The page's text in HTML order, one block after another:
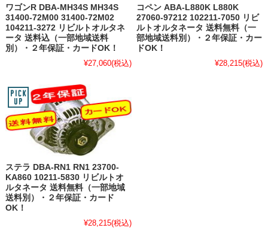
ワゴンR DBA-MH34S MH34S
31400-72M00 31400-72M02
104211-3272 リビルトオルタネ
ータ 送料込（一部地域送料
別）・２年保証・カードOK！
¥27,060(税込)
コペン ABA-L880K L880K
27060-97212 102211-7050 リビ
ルトオルタネータ 送料無料（一
部地域送料別）・２年保証・カー
ドOK！
¥28,215(税込)
ステラ DBA-RN1 RN1 23700-
KA860 10211-5830 リビルトオ
ルタネータ 送料無料（一部地域
送料別）・２年保証・カード
OK！
¥28,215(税込)